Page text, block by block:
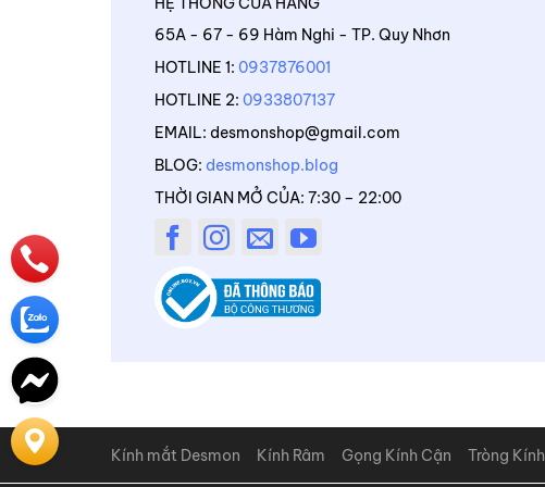
65A - 67 - 69 Hàm Nghi - TP. Quy Nhơn
HOTLINE 1: 0937876001
HOTLINE 2: 0933807137
EMAIL: desmonshop@gmail.com
BLOG: desmonshop.blog
THỜI GIAN MỞ CỦA: 7:30 – 22:00
Kính mắt Desmon Kính Râm Gọng Kính Cận Tròng Kính